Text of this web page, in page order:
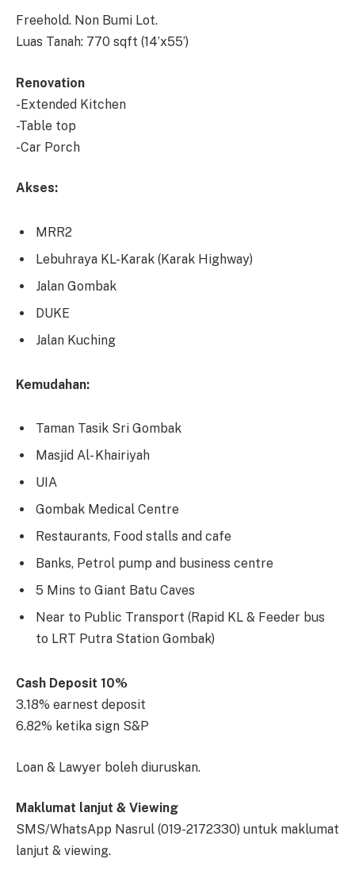
Freehold. Non Bumi Lot.
Luas Tanah: 770 sqft (14’x55’)
Renovation
-Extended Kitchen
-Table top
-Car Porch
Akses:
MRR2
Lebuhraya KL-Karak (Karak Highway)
Jalan Gombak
DUKE
Jalan Kuching
Kemudahan:
Taman Tasik Sri Gombak
Masjid Al- Khairiyah
UIA
Gombak Medical Centre
Restaurants, Food stalls and cafe
Banks, Petrol pump and business centre
5 Mins to Giant Batu Caves
Near to Public Transport (Rapid KL & Feeder bus
to LRT Putra Station Gombak)
Cash Deposit 10%
3.18% earnest deposit
6.82% ketika sign S&P
Loan & Lawyer boleh diuruskan.
Maklumat lanjut & Viewing
SMS/WhatsApp Nasrul (019-2172330) untuk maklumat
lanjut & viewing.